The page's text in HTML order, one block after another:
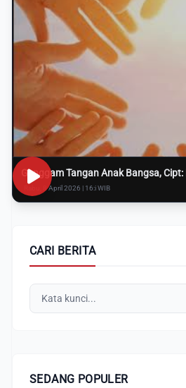
Genggam Tangan Anak Bangsa,
Rabu, 8 April 2026 | 16:i WIB
CARI BERITA
SEDANG POPULER